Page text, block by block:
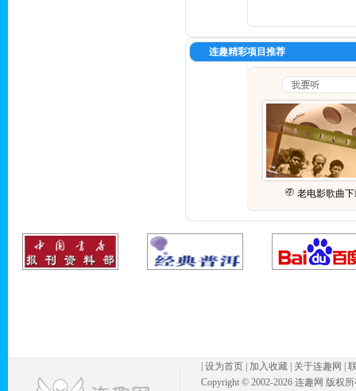
连趣精彩项目推荐
老电影歌曲
设为首页 加入收藏 关于连趣网
Copyright © 2002-2026 连趣网 版权